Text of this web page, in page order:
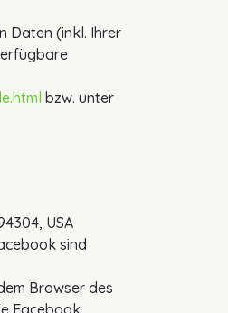
Daten (inkl. Ihrer
bzw. unter
USA
sind
Browser des